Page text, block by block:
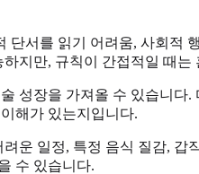
단서를 읽기 어려움, 사회
지만, 규칙이 간접적일 때는
성장을 가져올 수 있습니
해가 있는지입니다.
운 일정, 특정 음식 질감,
수 있습니다.